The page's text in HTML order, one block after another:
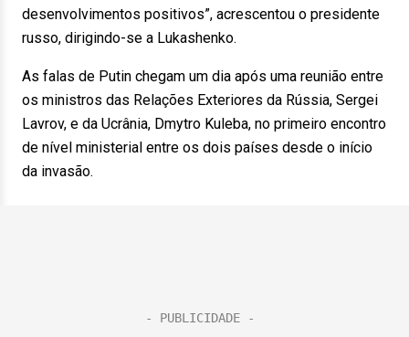
desenvolvimentos positivos”, acrescentou o presidente
russo, dirigindo-se a Lukashenko.
As falas de Putin chegam um dia após uma reunião entre
os ministros das Relações Exteriores da Rússia, Sergei
Lavrov, e da Ucrânia, Dmytro Kuleba, no primeiro encontro
de nível ministerial entre os dois países desde o início
da invasão.